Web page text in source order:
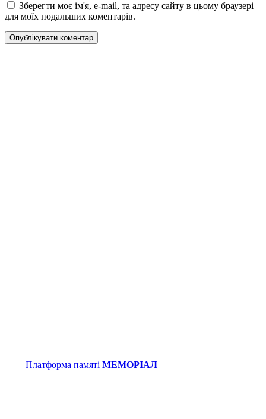
Зберегти моє ім'я, e-mail, та адресу сайту в цьому браузері
для моїх подальших коментарів.
Платформа памяті МЕМОРІАЛ